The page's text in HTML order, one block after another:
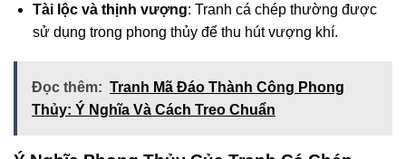
Tài lộc và thịnh vượng: Tranh cá chép thường được
sử dụng trong phong thủy để thu hút vượng khí.
Đọc thêm: Tranh Mã Đáo Thành Công Phong
Thủy: Ý Nghĩa Và Cách Treo Chuẩn